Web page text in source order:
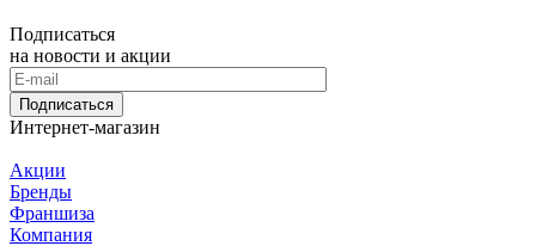
Подписаться
на новости и акции
Подписаться
Интернет-магазин
Акции
Бренды
Франшиза
Компания